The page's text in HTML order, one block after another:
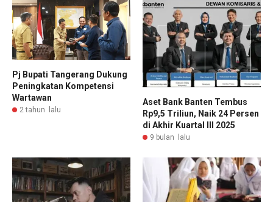
Pj Bupati Tangerang Dukung
Peningkatan Kompetensi
Wartawan
2 tahun lalu
Aset Bank Banten Tembus
Rp9,5 Triliun, Naik 24 Persen
di Akhir Kuartal III 2025
9 bulan lalu